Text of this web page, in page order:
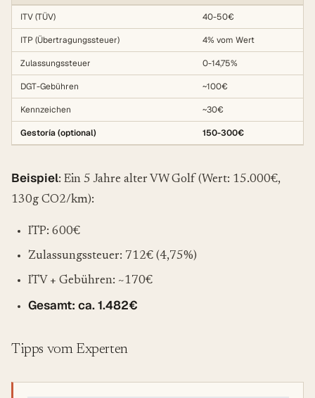
ITV (TÜV) 40-50€
ITP (Übertragungssteuer) 4% vom Wert
Zulassungssteuer 0-14,75%
DGT-Gebühren ~100€
Kennzeichen ~30€
Gestoría (optional) 150-300€
Beispiel: Ein 5 Jahre alter VW Golf (Wert: 15.000€,
130g CO2/km):
ITP: 600€
Zulassungssteuer: 712€ (4,75%)
ITV + Gebühren: ~170€
Gesamt: ca. 1.482€
Tipps vom Experten